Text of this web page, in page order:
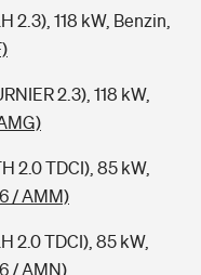
2.3), 118 kW, Benzin,
2.3), 118 kW,
2.0 TDCI), 85 kW,
/ AMM)
2.0 TDCI), 85 kW,
/ AMN)